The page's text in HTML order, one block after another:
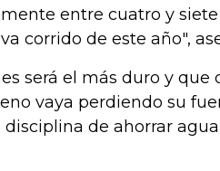
entre cuatro y
corrido de este año",
será el más duro y que
vaya perdiendo su
de ahorrar